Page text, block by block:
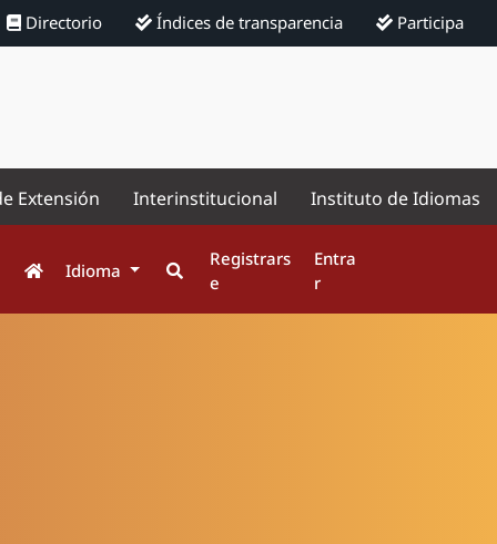
Directorio Índices de transparencia Participa
Extensión Interinstitucional Instituto de Idiomas
Idioma
Registrars
e
Entra
r